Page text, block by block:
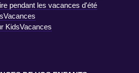
pendant les vacances d'été
KidsVacances